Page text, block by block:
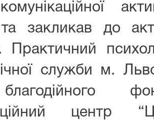
та закликав до
Практичний
служби м.
центр